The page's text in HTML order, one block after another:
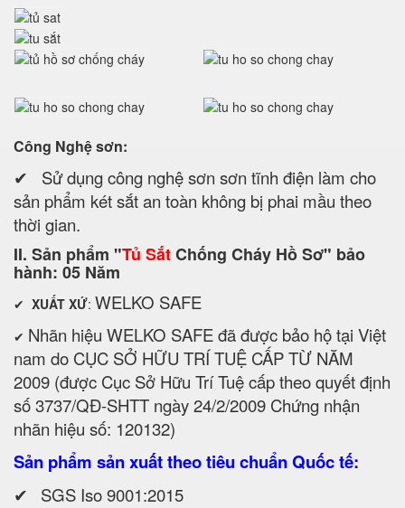
Công Nghệ sơn:
✔ Sử dụng công nghệ sơn sơn tĩnh điện làm cho
sản phẩm két sắt an toàn không bị phai mầu theo
thời gian.
II. Sản phẩm "Tủ SắtChống Cháy Hồ Sơ" bảo
hành: 05 Năm
✔ XUẤT XỨ: WELKO SAFE
✔ Nhãn hiệu WELKO SAFE đã được bảo hộ tại Việt
nam do CỤC SỞ HỮU TRÍ TUỆ CẤP TỪ NĂM
2009 (được Cục Sở Hữu Trí Tuệ cấp theo quyết định
số 3737/QĐ-SHTT ngày 24/2/2009 Chứng nhận
nhãn hiệu số: 120132)
Sản phẩm sản xuất theo tiêu chuẩn Quốc tế:
✔
SGS Iso 9001:2015